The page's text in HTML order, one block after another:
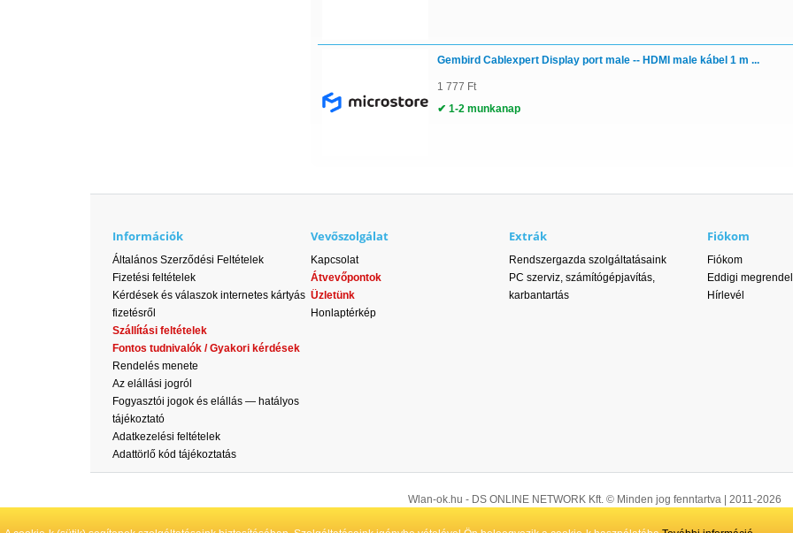
Gembird Cablexpert Display port male -- HDMI male kábel 1 m ...
1 777 Ft
✔ 1-2 munkanap
Információk
Általános Szerződési Feltételek
Fizetési feltételek
Kérdések és válaszok internetes kártyás
fizetésről
Szállítási feltételek
Fontos tudnivalók / Gyakori kérdések
Rendelés menete
Az elállási jogról
Fogyasztói jogok és elállás — hatályos
tájékoztató
Adatkezelési feltételek
Adattörlő kód tájékoztatás
Vevőszolgálat
Kapcsolat
Átvevőpontok
Üzletünk
Honlaptérkép
Extrák
Rendszergazda szolgáltatásaink
PC szerviz, számítógépjavítás,
karbantartás
Fiókom
Fiókom
Eddigi
Hírlevél
Wlan-ok.hu - DS ONLINE NETWORK Kft. © Minden jog fenntartva | 2011-2026
¹ Kedvezményes ár: Készpénzes, utánvételes és átutalásos fizetés esetén érvényes, kizárólag a